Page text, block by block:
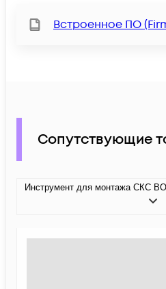
Встроенное ПО
Сопутствующие
Инструмент для монтажа СКС